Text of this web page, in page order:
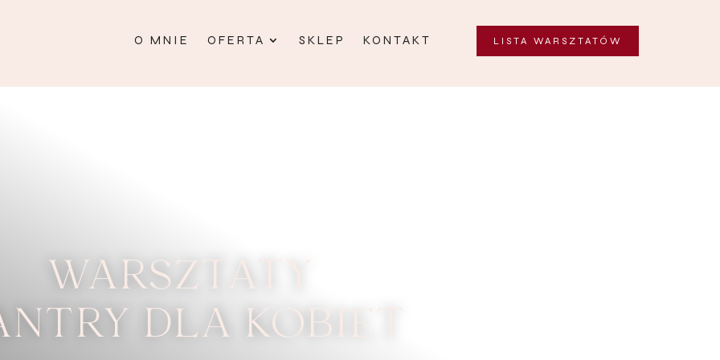
O MNIE OFERTA SKLEP KONTAKT LISTA WARSZTATÓW
WARSZTATY
DLA KOBIET